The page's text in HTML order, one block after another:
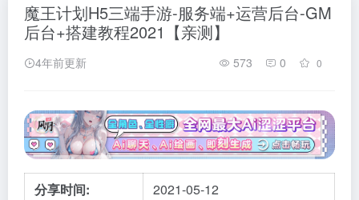
魔王计划H5三端手游-服务端+运营后台-GM
后台+搭建教程2021【亲测】
4年前更新 573 0 0
分享时间:
2021-05-12